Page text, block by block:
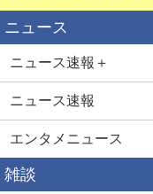
ニュース
ニュース速報＋
ニュース速報
エンタメニュース
雑談